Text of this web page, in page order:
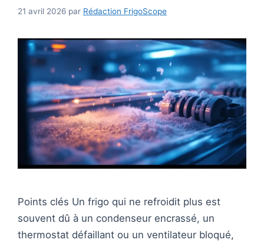
21 avril 2026 par Rédaction FrigoScope
Points clés Un frigo qui ne refroidit plus est
souvent dû à un condenseur encrassé, un
thermostat défaillant ou un ventilateur bloqué,